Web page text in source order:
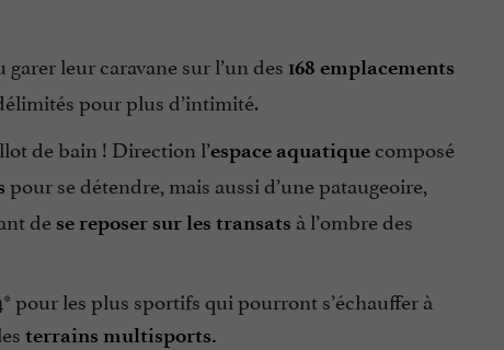
leur caravane sur l’un des 168 emplacements
pour plus d’intimité.
de bain ! Direction l’espace aquatiquecomposé
pour se détendre, mais aussi d’une pataugeoire,
dese reposer sur les transats à l’ombre des
pour les plus sportifs qui pourront s’échauffer à
terrains multisports.